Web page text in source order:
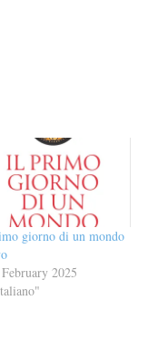
giorno di un mondo
2025